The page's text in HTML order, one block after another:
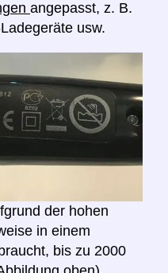
angepasst, z. B.
usw.
der hohen
in einem
bis zu 2000